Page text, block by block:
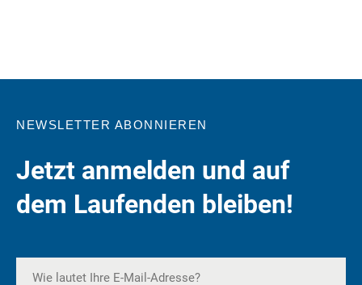
NEWSLETTER ABONNIEREN
Jetzt anmelden und auf
dem Laufenden bleiben!